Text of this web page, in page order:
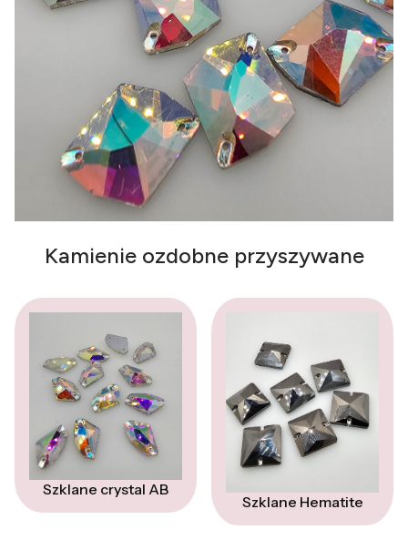
Kamienie ozdobne przyszywane
Szklane crystal AB
Szklane Hematite